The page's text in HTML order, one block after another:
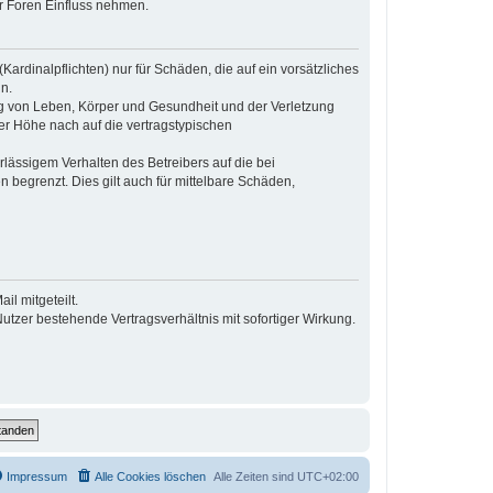
Foren Einfluss nehmen.
nur für Schäden, die auf ein vorsätzliches
Leben, Körper und Gesundheit und der Verletzung
Höhe nach auf die vertragstypischen
Verhalten des Betreibers auf die bei
Dies gilt auch für mittelbare Schäden,
mitgeteilt.
bestehende Vertragsverhältnis mit sofortiger Wirkung.
Alle Zeiten sind UTC+02:00
Alle Cookies löschen
Impressum